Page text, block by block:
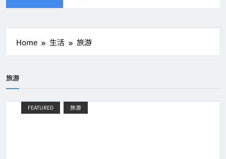
Home 生活 旅游
旅游
FEATURED 旅游